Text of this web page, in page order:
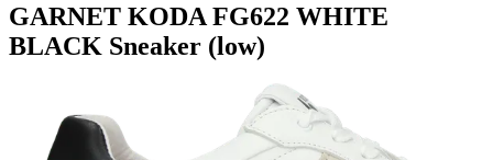
GARNET KODA FG622 WHITE
BLACK Sneaker (low)